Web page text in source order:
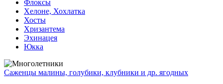
Флоксы
Хелоне, Хохлатка
Хосты
Хризантема
Эхинацея
Юкка
Саженцы малины, голубики, клубники и др. ягодных